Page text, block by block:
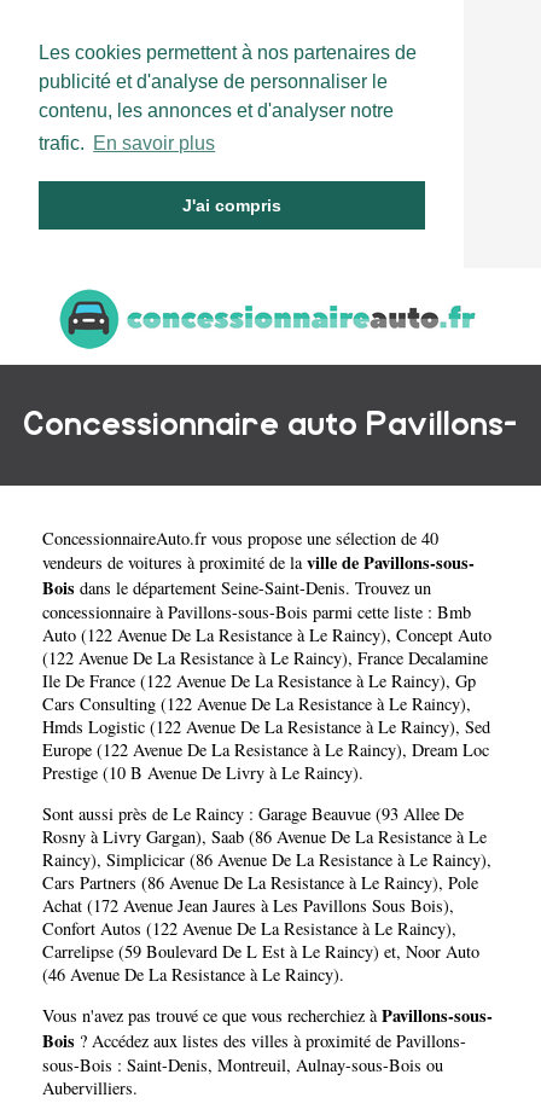
Les cookies permettent à nos partenaires de
publicité et d'analyse de personnaliser le
contenu, les annonces et d'analyser notre
trafic. En savoir plus
J'ai compris
Concessionnaire auto Pavillons-
sous-Bois
ConcessionnaireAuto.fr vous propose une sélection de 40
vendeurs de voitures à proximité de laville de Pavillons-sous-
Bois dans le département Seine-Saint-Denis. Trouvez un
concessionnaire à Pavillons-sous-Bois parmi cette liste : Bmb
Auto (122 Avenue De La Resistance à Le Raincy), Concept Auto
(122 Avenue De La Resistance à Le Raincy), France Decalamine
Ile De France (122 Avenue De La Resistance à Le Raincy), Gp
Cars Consulting (122 Avenue De La Resistance à Le Raincy),
Hmds Logistic (122 Avenue De La Resistance à Le Raincy), Sed
Europe (122 Avenue De La Resistance à Le Raincy), Dream Loc
Prestige (10 B Avenue De Livry à Le Raincy).
Sont aussi près de Le Raincy : Garage Beauvue (93 Allee De
Rosny à Livry Gargan), Saab (86 Avenue De La Resistance à Le
Raincy), Simplicicar (86 Avenue De La Resistance à Le Raincy),
Cars Partners (86 Avenue De La Resistance à Le Raincy), Pole
Achat (172 Avenue Jean Jaures à Les Pavillons Sous Bois),
Confort Autos (122 Avenue De La Resistance à Le Raincy),
Carrelipse (59 Boulevard De L Est à Le Raincy) et, Noor Auto
(46 Avenue De La Resistance à Le Raincy).
Vous n'avez pas trouvé ce que vous recherchiez àPavillons-sous-
Bois ? Accédez aux listes des villes à proximité de Pavillons-
sous-Bois : Saint-Denis, Montreuil, Aulnay-sous-Bois ou
Aubervilliers.